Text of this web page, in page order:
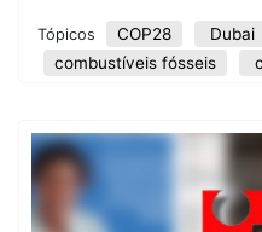
Tópicos COP28 Dubai
combustíveis fósseis